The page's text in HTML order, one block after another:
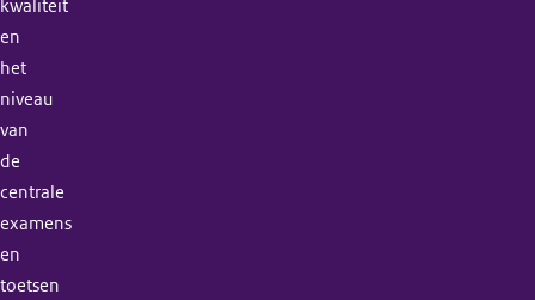
kwaliteit
en
het
niveau
van
de
centrale
examens
en
toetsen